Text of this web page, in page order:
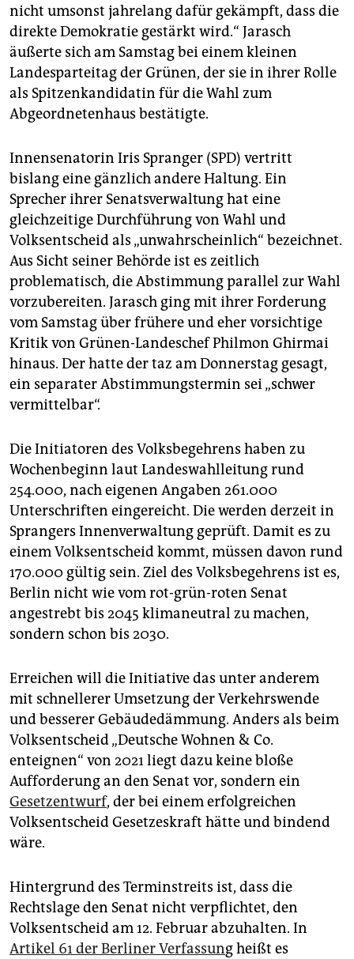
nicht umsonst jahrelang dafür gekämpft, dass die
direkte Demokratie gestärkt wird.“ Jarasch
äußerte sich am Samstag bei einem kleinen
Landesparteitag der Grünen, der sie in ihrer Rolle
als Spitzenkandidatin für die Wahl zum
Abgeordnetenhaus bestätigte.
Innensenatorin Iris Spranger (SPD) vertritt
bislang eine gänzlich andere Haltung. Ein
Sprecher ihrer Senatsverwaltung hat eine
gleichzeitige Durchführung von Wahl und
Volksentscheid als „unwahrscheinlich“ bezeichnet.
Aus Sicht seiner Behörde ist es zeitlich
problematisch, die Abstimmung parallel zur Wahl
vorzubereiten. Jarasch ging mit ihrer Forderung
vom Samstag über frühere und eher vorsichtige
Kritik von Grünen-Landeschef Philmon Ghirmai
hinaus. Der hatte der taz am Donnerstag gesagt,
ein separater Abstimmungstermin sei „schwer
vermittelbar“.
Die Initiatoren des Volksbegehrens haben zu
Wochenbeginn laut Landeswahlleitung rund
254.000, nach eigenen Angaben 261.000
Unterschriften eingereicht. Die werden derzeit in
Sprangers Innenverwaltung geprüft. Damit es zu
einem Volksentscheid kommt, müssen davon rund
170.000 gültig sein. Ziel des Volksbegehrens ist es,
Berlin nicht wie vom rot-grün-roten Senat
angestrebt bis 2045 klimaneutral zu machen,
sondern schon bis 2030.
Erreichen will die Initiative das unter anderem
mit schnellerer Umsetzung der Verkehrswende
und besserer Gebäudedämmung. Anders als beim
Volksentscheid „Deutsche Wohnen & Co.
enteignen“ von 2021 liegt dazu keine bloße
Aufforderung an den Senat vor, sondern ein
Gesetzentwurf, der bei einem erfolgreichen
Volksentscheid Gesetzeskraft hätte und bindend
wäre.
Hintergrund des Terminstreits ist, dass die
Rechtslage den Senat nicht verpflichtet, den
Volksentscheid am 12. Februar abzuhalten. In
Artikel 61 der Berliner Verfassung heißt es